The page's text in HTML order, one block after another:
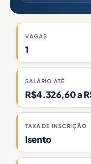
VAGAS
1
SALÁRIO ATÉ
R$4.326,60 a
TAXA DE INSCRIÇÃO
Isento